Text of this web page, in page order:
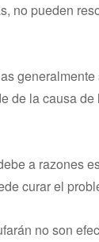
no pueden
de la causa
a razones
curar el
no son